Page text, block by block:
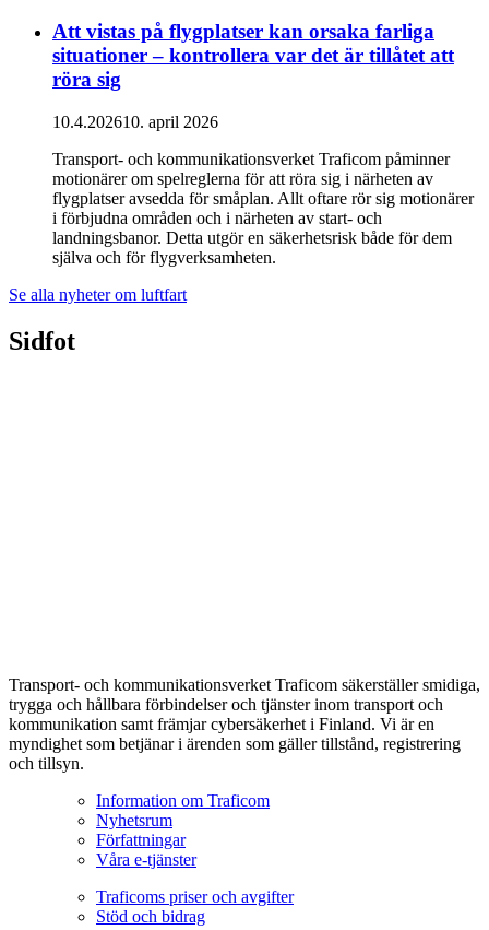
Att vistas på flygplatser kan orsaka farliga
situationer – kontrollera var det är tillåtet att
röra sig
10.4.202610. april 2026
Transport- och kommunikationsverket Traficom påminner
motionärer om spelreglerna för att röra sig i närheten av
flygplatser avsedda för småplan. Allt oftare rör sig motionärer
i förbjudna områden och i närheten av start- och
landningsbanor. Detta utgör en säkerhetsrisk både för dem
själva och för flygverksamheten.
Se alla nyheter om luftfart
Sidfot
Transport- och kommunikationsverket Traficom säkerställer smidiga,
trygga och hållbara förbindelser och tjänster inom transport och
kommunikation samt främjar cybersäkerhet i Finland. Vi är en
myndighet som betjänar i ärenden som gäller tillstånd, registrering
och tillsyn.
Information om Traficom
Nyhetsrum
Författningar
Våra e-tjänster
Traficoms priser och avgifter
Stöd och bidrag